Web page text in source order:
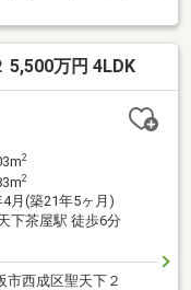
ファミリーマート
茶屋小学校 徒歩4
5,500万円 4LDK
2
2
4月(築21年5ヶ月)
下茶屋駅 徒歩6分
市西成区聖天下２